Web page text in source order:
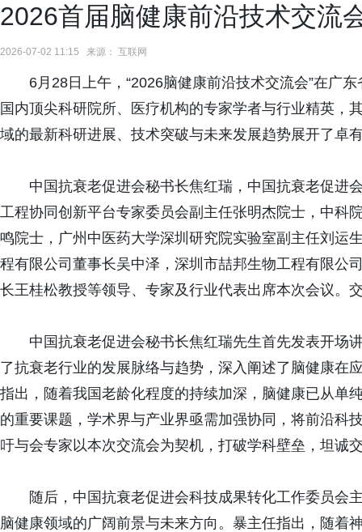
2026首届脑健康前沿技术交流
2026-07-02 11:15 来源： 互联网
6月28日上午，“2026脑健康前沿技术交流会”在广东
国内顶尖科研院所、医疗机构的专家学者与行业精英，
域的最新科研进展、技术突破与未来发展趋势展开了卓
中国抗衰老促进会秘书长焦红瑞，中国抗衰老促进
工程协同创新平台专家委员会副主任张明杰院士，中科
鸣院士，广州中医药大学深圳研究院实验室副主任刘运
程有限公司董事长吴中泽，深圳市喆邦生物工程有限公
长王桂松教授等领导、专家及行业代表出席本次会议。
中国抗衰老促进会秘书长焦红瑞先生首先发表开场
了抗衰老行业的发展脉络与趋势，深入阐述了脑健康在
指出，随着我国老龄化程度的持续加深，脑健康已从单
的重要课题，学术界与产业界亟需加强协同，将前沿科
吁与会专家以本次交流会为契机，打破学科壁垒，坦诚
随后，中国抗衰老促进会科技成果转化工作委员会
脑健康领域的广阔前景与未来方向。暴主任指出，随着